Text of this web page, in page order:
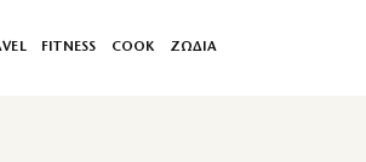
FITNESS COOK ΖΩΔΙΑ